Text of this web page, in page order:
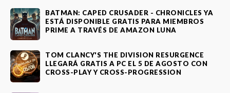
BATMAN: CAPED CRUSADER - CHRONICLES YA
ESTÁ DISPONIBLE GRATIS PARA MIEMBROS
PRIME A TRAVÉS DE AMAZON LUNA
TOM CLANCY'S THE DIVISION RESURGENCE
LLEGARÁ GRATIS A PC EL 5 DE AGOSTO CON
CROSS-PLAY Y CROSS-PROGRESSION